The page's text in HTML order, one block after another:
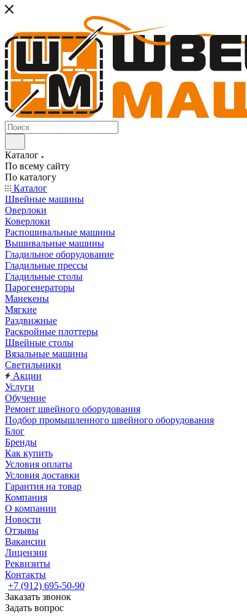
Каталог
По всему сайту
По каталогу
Каталог
Швейные машины
Оверлоки
Коверлоки
Распошивальные машины
Вышивальные машины
Гладильное оборудование
Гладильные прессы
Гладильные столы
Парогенераторы
Манекены
Мягкие
Раздвижные
Раскройные плоттеры
Швейные столы
Вязальные машины
Светильники
Акции
Услуги
Обучение
Ремонт швейного оборудования
Подбор промышленного швейного оборудования
Блог
Бренды
Как купить
Условия оплаты
Условия доставки
Гарантия на товар
Компания
О компании
Новости
Отзывы
Вакансии
Лицензии
Реквизиты
Контакты
+7 (912) 695-50-90
Заказать звонок
Задать вопрос